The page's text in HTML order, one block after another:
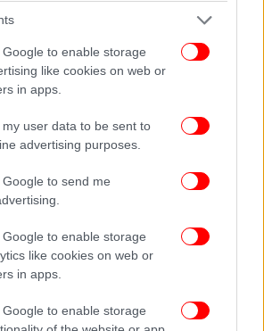
to enable storage
like cookies on web or
in apps.
user data to be sent to
advertising purposes.
to send me
to enable storage
like cookies on web or
in apps.
to enable storage